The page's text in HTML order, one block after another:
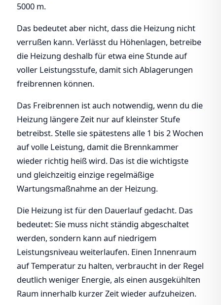
5000 m.
Das bedeutet aber nicht, dass die Heizung nicht
verrußen kann. Verlässt du Höhenlagen, betreibe
die Heizung deshalb für etwa eine Stunde auf
voller Leistungsstufe, damit sich Ablagerungen
freibrennen können.
Das Freibrennen ist auch notwendig, wenn du die
Heizung längere Zeit nur auf kleinster Stufe
betreibst. Stelle sie spätestens alle 1 bis 2 Wochen
auf volle Leistung, damit die Brennkammer
wieder richtig heiß wird. Das ist die wichtigste
und gleichzeitig einzige regelmäßige
Wartungsmaßnahme an der Heizung.
Die Heizung ist für den Dauerlauf gedacht. Das
bedeutet: Sie muss nicht ständig abgeschaltet
werden, sondern kann auf niedrigem
Leistungsniveau weiterlaufen. Einen Innenraum
auf Temperatur zu halten, verbraucht in der Regel
deutlich weniger Energie, als einen ausgekühlten
Raum innerhalb kurzer Zeit wieder aufzuheizen.